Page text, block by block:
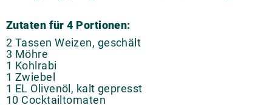
Zutaten für 4 Portionen:
2 Tassen Weizen, geschält
3 Möhre
1 Kohlrabi
1 Zwiebel
1 EL Olivenöl, kalt gepresst
10 Cocktailtomaten